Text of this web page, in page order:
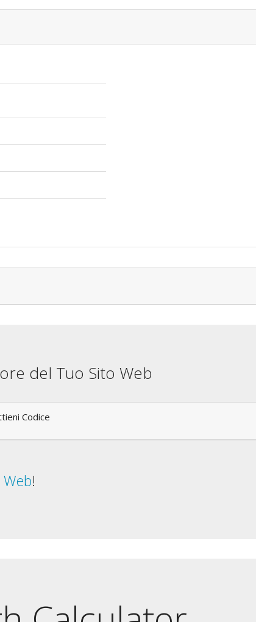
del Tuo Sito Web
Codice
!